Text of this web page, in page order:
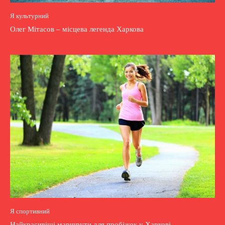
Я культурний
Олег Мітасов – місцева легенда Харкова
Я спортивний